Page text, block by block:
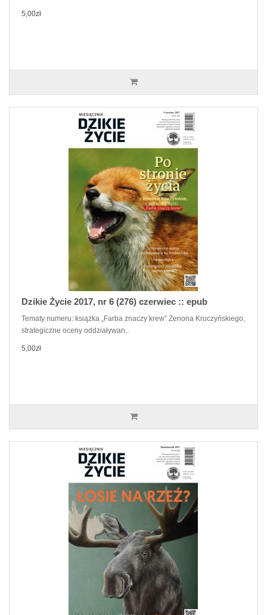
5,00zł
Dzikie Życie 2017, nr 6 (276) czerwiec :: epub
Tematy numeru: książka „Farba znaczy krew” Zenona Kruczyńskiego,
strategiczne oceny oddziaływan..
5,00zł